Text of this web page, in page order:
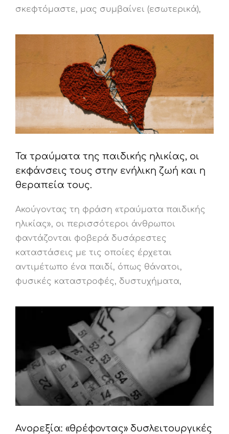
σκεφτόμαστε, μας συμβαίνει (εσωτερικά),
Τα τραύματα της παιδικής ηλικίας, οι
εκφάνσεις τους στην ενήλικη ζωή και η
θεραπεία τους.
Ακούγοντας τη φράση «τραύματα παιδικής
ηλικίας», οι περισσότεροι άνθρωποι
φαντάζονται φοβερά δυσάρεστες
καταστάσεις με τις οποίες έρχεται
αντιμέτωπο ένα παιδί, όπως θάνατοι,
φυσικές καταστροφές, δυστυχήματα,
Ανορεξία: «θρέφοντας» δυσλειτουργικές